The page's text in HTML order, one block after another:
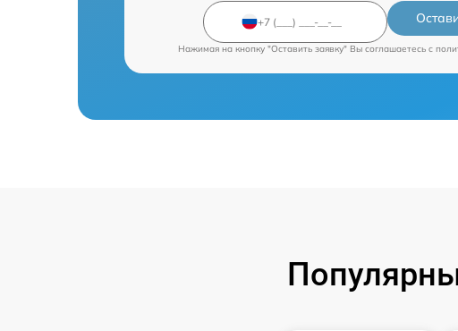
Нажимая на кнопку "Оставить заявку" Вы соглашаетесь c